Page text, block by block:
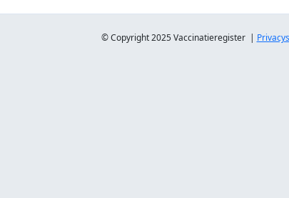
© Copyright 2025 Vaccinatieregister |